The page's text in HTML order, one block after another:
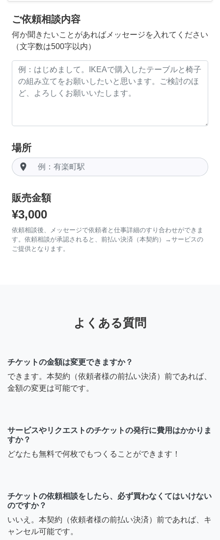
ご依頼相談内容
何か聞きたいことがあればメッセージを入れてください
（文字数は500字以内）
場所
room
販売金額
¥3,000
依頼相談後、メッセージで依頼者と仕事詳細のすり合わせができま
す。依頼相談が承認されると、前払い決済（本契約）→サービスの
ご提供となります。
よくある質問
チケットの金額は変更できますか？
できます。本契約（依頼者様の前払い決済）前であれば、
金額の変更は可能です。
サービスやリクエストのチケットの発行に費用はかかりま
すか？
どなたも無料で何枚でもつくることができます！
チケットの依頼相談をしたら、必ず買わなくてはいけない
のですか？
いいえ。本契約（依頼者様の前払い決済）前であれば、キ
ャンセル可能です。